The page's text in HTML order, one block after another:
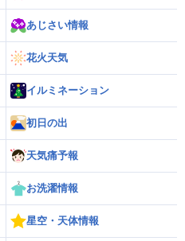
あじさい情報
花火天気
イルミネーション
初日の出
天気痛予報
お洗濯情報
星空・天体情報